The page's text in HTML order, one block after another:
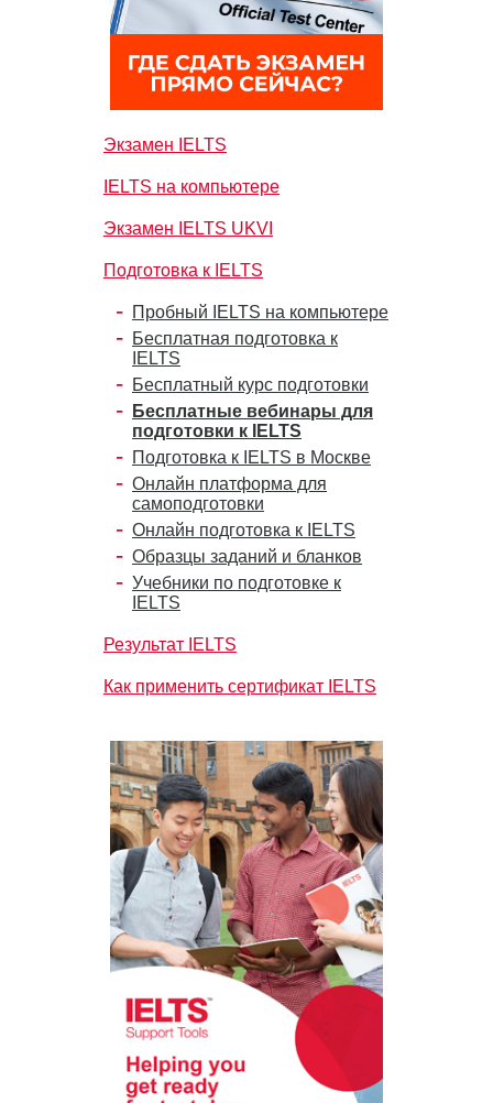
Экзамен IELTS
IELTS на компьютере
Экзамен IELTS UKVI
Подготовка к IELTS
Пробный IELTS на компьютере
Бесплатная подготовка к
IELTS
Бесплатный курс подготовки
Бесплатные вебинары для
подготовки к IELTS
Подготовка к IELTS в Москве
Онлайн платформа для
самоподготовки
Онлайн подготовка к IELTS
Образцы заданий и бланков
Учебники по подготовке к
IELTS
Результат IELTS
Как применить сертификат IELTS